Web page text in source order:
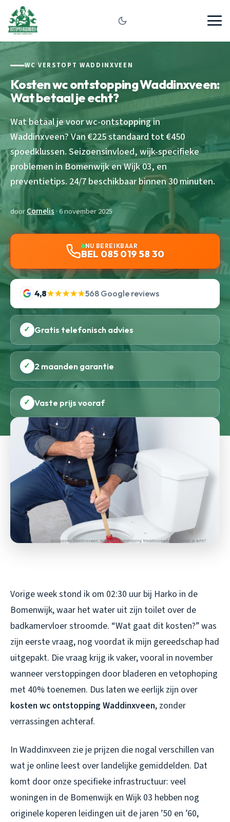
WC VERSTOPT WADDINXVEEN
Kosten wc ontstopping Waddinxveen:
Wat betaal je echt?
Wat betaal je voor wc-ontstopping in
Waddinxveen? Van €225 standaard tot €450
spoedklussen. Seizoensinvloed, wijk-specifieke
problemen in Bomenwijk en Wijk 03, en
preventietips. 24/7 beschikbaar binnen 30 minuten.
doorCornelis · 6 november 2025
NU BEREIKBAAR
BEL 085 019 58 30
4,8★★★★★568 Google reviews
✓ Gratis telefonisch advies
✓ 2 maanden garantie
✓ Vaste prijs vooraf
Vorige week stond ik om 02:30 uur bij Harko in de
Bomenwijk, waar het water uit zijn toilet over de
badkamervloer stroomde. “Wat gaat dit kosten?” was
zijn eerste vraag, nog voordat ik mijn gereedschap had
uitgepakt. Die vraag krijg ik vaker, vooral in november
wanneer verstoppingen door bladeren en vetophoping
met 40% toenemen. Dus laten we eerlijk zijn over
kosten wc ontstopping Waddinxveen, zonder
verrassingen achteraf.
In Waddinxveen zie je prijzen die nogal verschillen van
wat je online leest over landelijke gemiddelden. Dat
komt door onze specifieke infrastructuur: veel
woningen in de Bomenwijk en Wijk 03 hebben nog
originele koperen leidingen uit de jaren ’50 en ’60,